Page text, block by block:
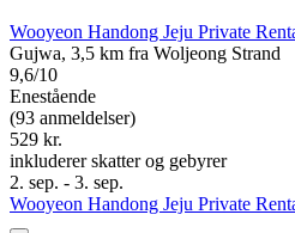
Wooyeon Handong Jeju Private
Gujwa, 3,5 km fra Woljeong Strand
9,6/10
Enestående
(93 anmeldelser)
529 kr.
inkluderer skatter og gebyrer
2. sep. - 3. sep.
Wooyeon Handong Jeju Private